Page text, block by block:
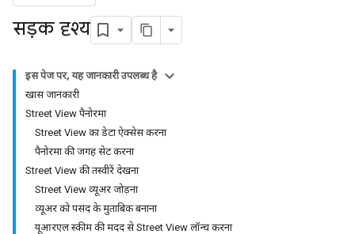
सड़क दृश्य
इस पेज पर, यह जानकारी उपलब्ध है
खास जानकारी
Street View पैनोरमा
Street View का डेटा ऐक्सेस करना
पैनोरमा की जगह सेट करना
Street View की तस्वीरें देखना
Street View व्यूअर जोड़ना
व्यूअर को पसंद के मुताबिक बनाना
यूआरएल स्कीम की मदद से Street View लॉन्च करना